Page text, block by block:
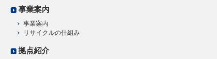
事業案内
事業案内
リサイクルの仕組み
拠点紹介